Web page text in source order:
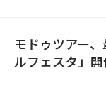
モドゥツアー
ルフェスタ」